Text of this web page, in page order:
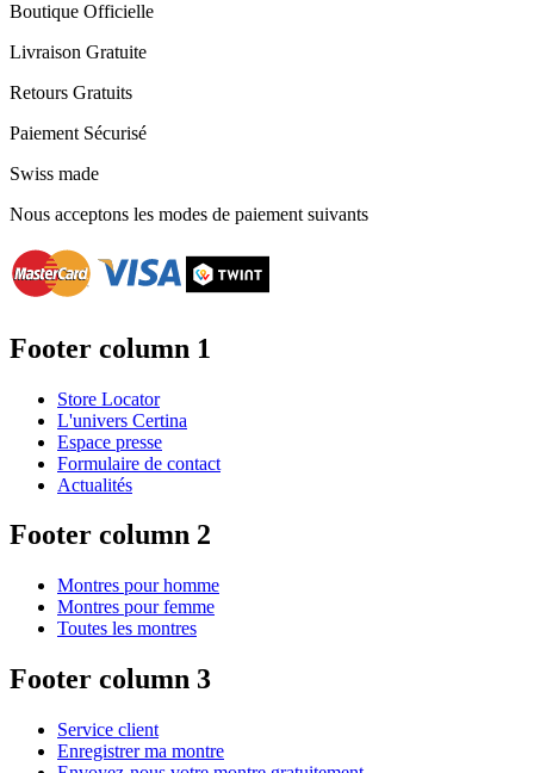
Boutique Officielle
Livraison Gratuite
Retours Gratuits
Paiement Sécurisé
Swiss made
Nous acceptons les modes de paiement suivants
Footer column 1
Store Locator
L'univers Certina
Espace presse
Formulaire de contact
Actualités
Footer column 2
Montres pour homme
Montres pour femme
Toutes les montres
Footer column 3
Service client
Enregistrer ma montre